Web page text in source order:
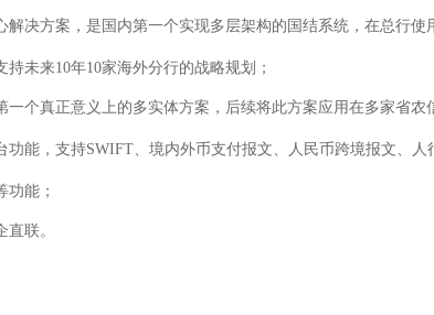
决方案，是国内第一个实现多层架构的国结系统，在总行
持未来10年10家海外分行的战略规划；
个真正意义上的多实体方案，后续将此方案应用在多家省农
功能，支持SWIFT、境内外币支付报文、人民币跨境报文、
能；
联。